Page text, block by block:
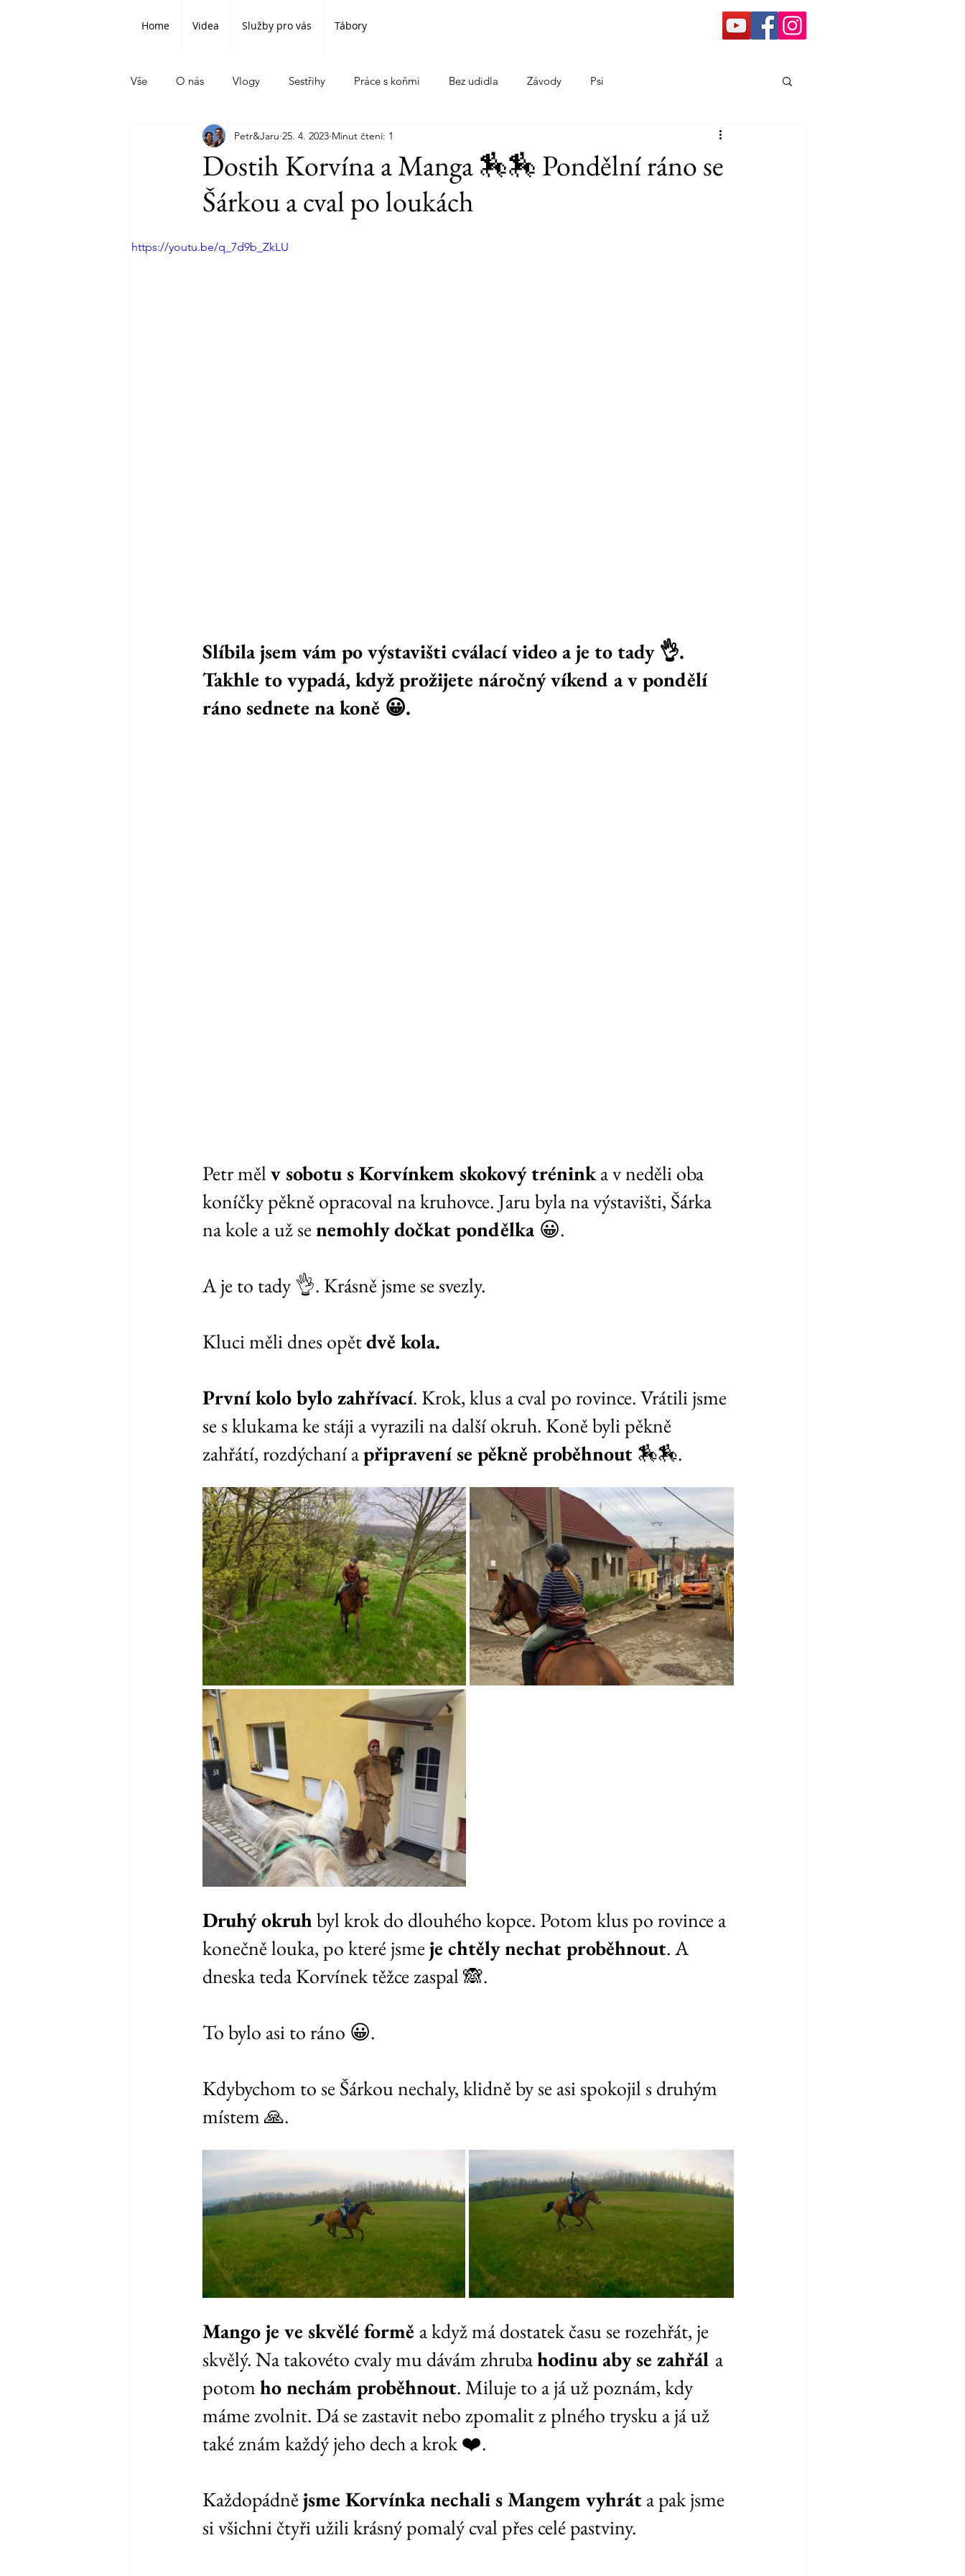
Home Videa Služby pro vás Tábory
Vše O nás Vlogy Sestřihy Práce s koňmi Bez udidla Závody Psi
Dostih Korvína a Manga 🏇🏇 Pondělní ráno se
Šárkou a cval po loukách
Petr&Jaru 25. 4. 2023 Minut čtení: 1
https://youtu.be/q_7d9b_ZkLU
Slíbila jsem vám po výstavišti cválací video a je to tady 👌.
Takhle to vypadá, když prožijete náročný víkend a v pondělí
ráno sednete na koně 😀.
Petr měl v sobotu s Korvínkem skokový trénink a v neděli oba
koníčky pěkně opracoval na kruhovce. Jaru byla na výstavišti, Šárka
na kole a už se nemohly dočkat pondělka 😀.
A je to tady 👌. Krásně jsme se svezly.
Kluci měli dnes opět dvě kola.
První kolo bylo zahřívací. Krok, klus a cval po rovince. Vrátili jsme
se s klukama ke stáji a vyrazili na další okruh. Koně byli pěkně
zahřátí, rozdýchaní a připravení se pěkně proběhnout 🏇🏇.
Druhý okruh byl krok do dlouhého kopce. Potom klus po rovince a
konečně louka, po které jsme je chtěly nechat proběhnout. A
dneska teda Korvínek těžce zaspal 🙈.
To bylo asi to ráno 😀.
Kdybychom to se Šárkou nechaly, klidně by se asi spokojil s druhým
místem 🙏.
Mango je ve skvělé formě a když má dostatek času se rozehřát, je
skvělý. Na takovéto cvaly mu dávám zhruba hodinu aby se zahřál a
potom ho nechám proběhnout. Miluje to a já už poznám, kdy
máme zvolnit. Dá se zastavit nebo zpomalit z plného trysku a já už
také znám každý jeho dech a krok ❤️.
Každopádně jsme Korvínka nechali s Mangem vyhrát a pak jsme
si všichni čtyři užili krásný pomalý cval přes celé pastviny.